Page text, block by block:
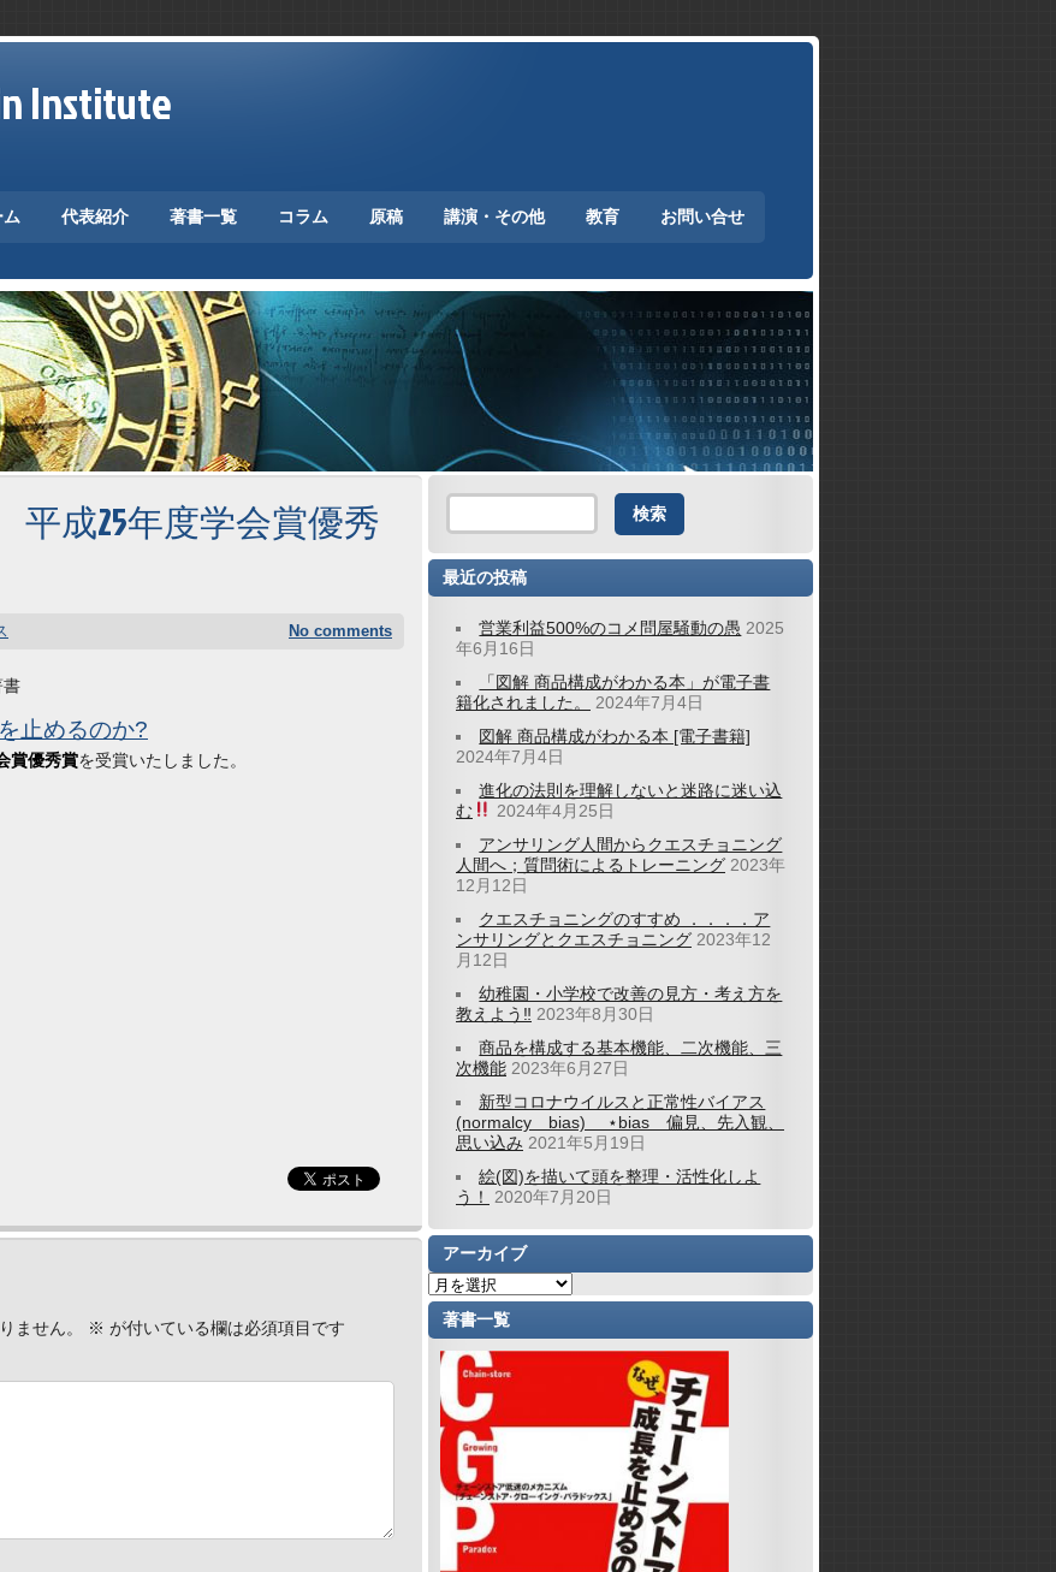
Institute
代表紹介 著書一覧 コラム 原稿 講演・その他 教育 お問い合せ
成25年度学会賞優秀
No comments
書
止めるのか?
賞優秀賞を受賞いたしました。
ません。 ※ が付いている欄は必須項目です
最近の投稿
営業利益500%のコメ問屋騒動の愚 2025
年6月16日
「図解 商品構成がわかる本」が電子書
籍化されました。
2024年7月4日
図解 商品構成がわかる本 [電子書籍]
2024年7月4日
進化の法則を理解しないと迷路に迷い込
む
2024年4月25日
アンサリング人間からクエスチョニング
人間へ；質問術によるトレーニング 2023年
12月12日
クエスチョニングのすすめ ．．．．ア
ンサリングとクエスチョニング 2023年12
月12日
幼稚園・小学校で改善の見方・考え方を
教えよう‼ 2023年8月30日
商品を構成する基本機能、二次機能、三
次機能 2023年6月27日
新型コロナウイルスと正常性バイアス
(normalcy bias) ⋆bias 偏見、先入観、
思い込み 2021年5月19日
絵(図)を描いて頭を整理・活性化しよ
う！
2020年7月20日
アーカイブ
著書一覧